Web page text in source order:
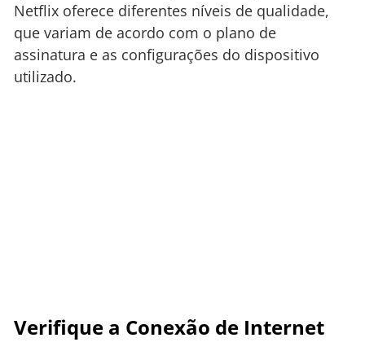
Netflix oferece diferentes níveis de qualidade,
que variam de acordo com o plano de
assinatura e as configurações do dispositivo
utilizado.
Verifique a Conexão de Internet